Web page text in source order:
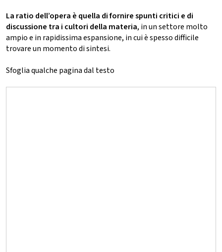
La ratio dell’opera è quella di fornire spunti critici e di
discussione tra i cultori della materia, in un settore molto
ampio e in rapidissima espansione, in cui è spesso difficile
trovare un momento di sintesi.
Sfoglia qualche pagina dal testo